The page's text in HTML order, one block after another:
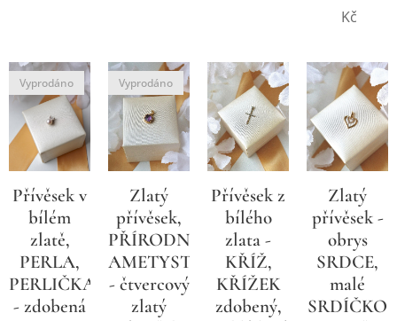
Kč
Přívěsek v
bílém
zlatě,
PERLA,
PERLIČKA
- zdobená
Vyprodáno
Zlatý
přívěsek,
PŘÍRODNÍ
AMETYST
- čtvercový
zlatý
Vyprodáno
Přívěsek z
bílého
zlata -
KŘÍŽ,
KŘÍŽEK
zdobený,
Zlatý
přívěsek -
obrys
SRDCE,
malé
SRDÍČKO